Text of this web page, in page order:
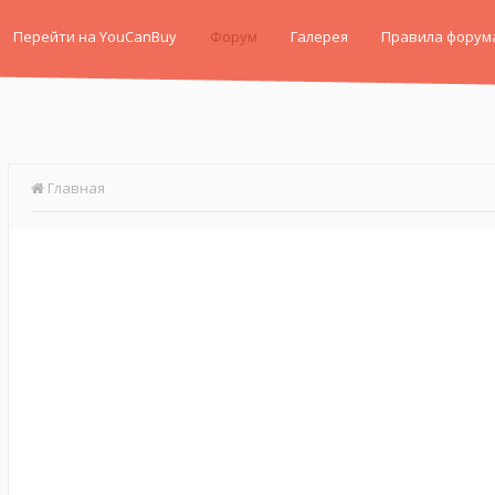
Перейти на YouCanBuy Форум Галерея Правила
Главная